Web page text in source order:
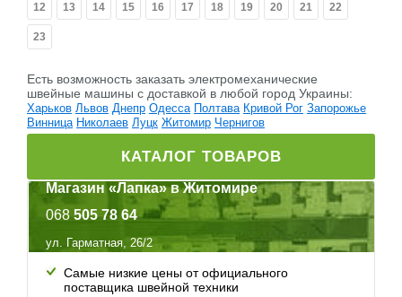
12 13 14 15 16 17 18 19 20 21 22
23
Есть возможность заказать электромеханические
швейные машины c доставкой в любой город Украины:
Харьков Львов Днепр Одесса Полтава Кривой Рог Запорожье
Винница Николаев Луцк Житомир Чернигов
КАТАЛОГ ТОВАРОВ
Магазин «Лапка» в Житомире
068 505 78 64
ул. Гарматная, 26/2
Самые низкие цены от официального
поставщика швейной техники